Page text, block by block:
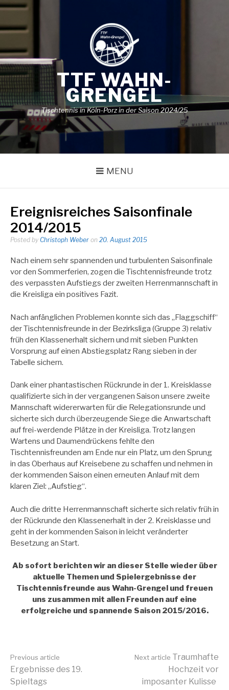
Skip
content
TTF WAHN-
GRENGEL
Tischtennis in Köln-Porz in der Saison 2024/25
MENU
Ereignisreiches Saisonfinale
2014/2015
Posted by Christoph Weber on 20. August 2015
Nach einem sehr spannenden und turbulenten Saisonfinale
vor den Sommerferien, zogen die Tischtennisfreunde trotz
des verpassten Aufstiegs der zweiten Herrenmannschaft in
die Kreisliga ein positives Fazit.
Nach anfänglichen Problemen konnte sich das „Flaggschiff“
der Tischtennisfreunde in der Bezirksliga (Gruppe 3) relativ
früh den Klassenerhalt sichern und mit sieben Punkten
Vorsprung auf einen Abstiegsplatz Rang sieben in der
Tabelle sichern.
Dank einer phantastischen Rückrunde in der 1. Kreisklasse
qualifizierte sich in der vergangenen Saison unsere zweite
Mannschaft widererwarten für die Relegationsrunde und
sicherte sich durch überzeugende Siege die Anwartschaft
auf frei-werdende Plätze in der Kreisliga. Trotz langen
Wartens und Daumendrückens fehlte den
Tischtennisfreunden am Ende nur ein Platz, um den Sprung
in das Oberhaus auf Kreisebene zu schaffen und nehmen in
der kommenden Saison einen erneuten Anlauf mit dem
klaren Ziel: „Aufstieg“.
Auch die dritte Herrenmannschaft sicherte sich relativ früh in
der Rückrunde den Klassenerhalt in der 2. Kreisklasse und
geht in der kommenden Saison in leicht veränderter
Besetzung an Start.
Ab sofort berichten wir an dieser Stelle wieder über
aktuelle Themen und Spielergebnisse der
Tischtennisfreunde aus Wahn-Grengel und freuen
uns zusammen mit allen Freunden auf eine
erfolgreiche und spannende Saison 2015/2016.
Continue
Previous article
Ergebnisse des 19.
Spieltags
Next article Traumhafte
Hochzeit vor
imposanter Kulisse